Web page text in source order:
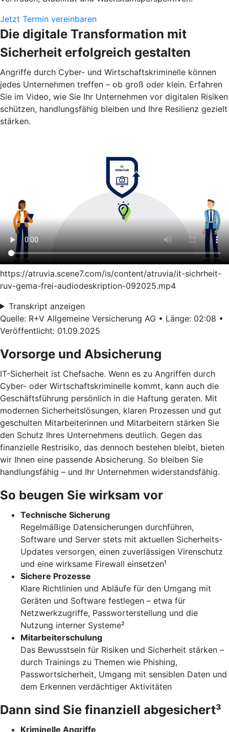
Jetzt Termin vereinbaren
Die digitale Transformation mit
Sicherheit erfolgreich gestalten
Angriffe durch Cyber- und Wirtschaftskriminelle können
jedes Unternehmen treffen – ob groß oder klein. Erfahren
Sie im Video, wie Sie Ihr Unternehmen vor digitalen Risiken
schützen, handlungsfähig bleiben und Ihre Resilienz gezielt
stärken.
https://atruvia.scene7.com/is/content/atruvia/it-sichrheit-
ruv-gema-frei-audiodeskription-092025.mp4
Transkript anzeigen
Quelle: R+V Allgemeine Versicherung AG • Länge: 02:08 •
Veröffentlicht: 01.09.2025
Vorsorge und Absicherung
IT-Sicherheit ist Chefsache. Wenn es zu Angriffen durch
Cyber- oder Wirtschaftskriminelle kommt, kann auch die
Geschäftsführung persönlich in die Haftung geraten. Mit
modernen Sicherheitslösungen, klaren Prozessen und gut
geschulten Mitarbeiterinnen und Mitarbeitern stärken Sie
den Schutz Ihres Unternehmens deutlich. Gegen das
finanzielle Restrisiko, das dennoch bestehen bleibt, bieten
wir Ihnen eine passende Absicherung. So bleiben Sie
handlungsfähig – und Ihr Unternehmen widerstandsfähig.
So beugen Sie wirksam vor
Technische Sicherung
Regelmäßige Datensicherungen durchführen,
Software und Server stets mit aktuellen Sicherheits-
Updates versorgen, einen zuverlässigen Virenschutz
und eine wirksame Firewall einsetzen¹
Sichere Prozesse
Klare Richtlinien und Abläufe für den Umgang mit
Geräten und Software festlegen – etwa für
Netzwerkzugriffe, Passworterstellung und die
Nutzung interner Systeme²
Mitarbeiterschulung
Das Bewusstsein für Risiken und Sicherheit stärken –
durch Trainings zu Themen wie Phishing,
Passwortsicherheit, Umgang mit sensiblen Daten und
dem Erkennen verdächtiger Aktivitäten
Dann sind Sie finanziell abgesichert³
Kriminelle Angriffe